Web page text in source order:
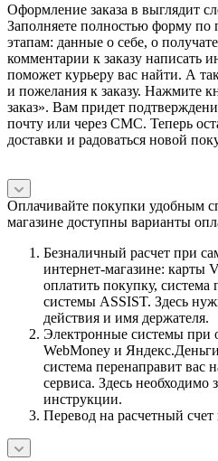
Оформление заказа в выглядит
Заполняете полностью форму по
этапам: данные о себе, о
комментарии к заказу написать
поможет курьеру вас найти. А
и пожелания к заказу. Нажмите
заказ». Вам придет
почту или через СМС. Теперь
доставки и радоваться новой
Оплачивайте покупки удобным
магазине доступны варианты
Безналичный расчет при
интернет-магазине: карты
оплатить покупку, система
системы ASSIST. Здесь
действия и имя держателя.
Электронные системы при
WebMoney и
система перенаправит вас
сервиса. Здесь необходимо
инструкции.
Перевод на расчетный